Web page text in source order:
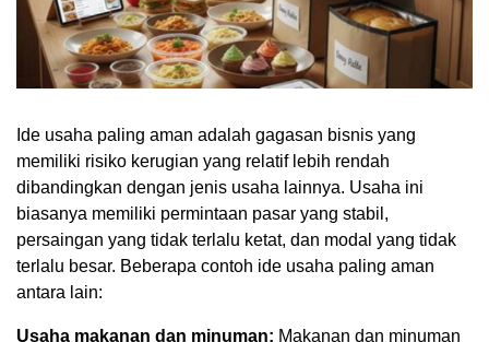
Ide usaha paling aman adalah gagasan bisnis yang
memiliki risiko kerugian yang relatif lebih rendah
dibandingkan dengan jenis usaha lainnya. Usaha ini
biasanya memiliki permintaan pasar yang stabil,
persaingan yang tidak terlalu ketat, dan modal yang tidak
terlalu besar. Beberapa contoh ide usaha paling aman
antara lain:
Usaha makanan dan minuman: Makanan dan minuman